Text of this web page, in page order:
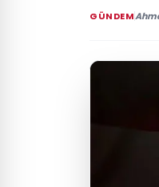
GÜNDEM